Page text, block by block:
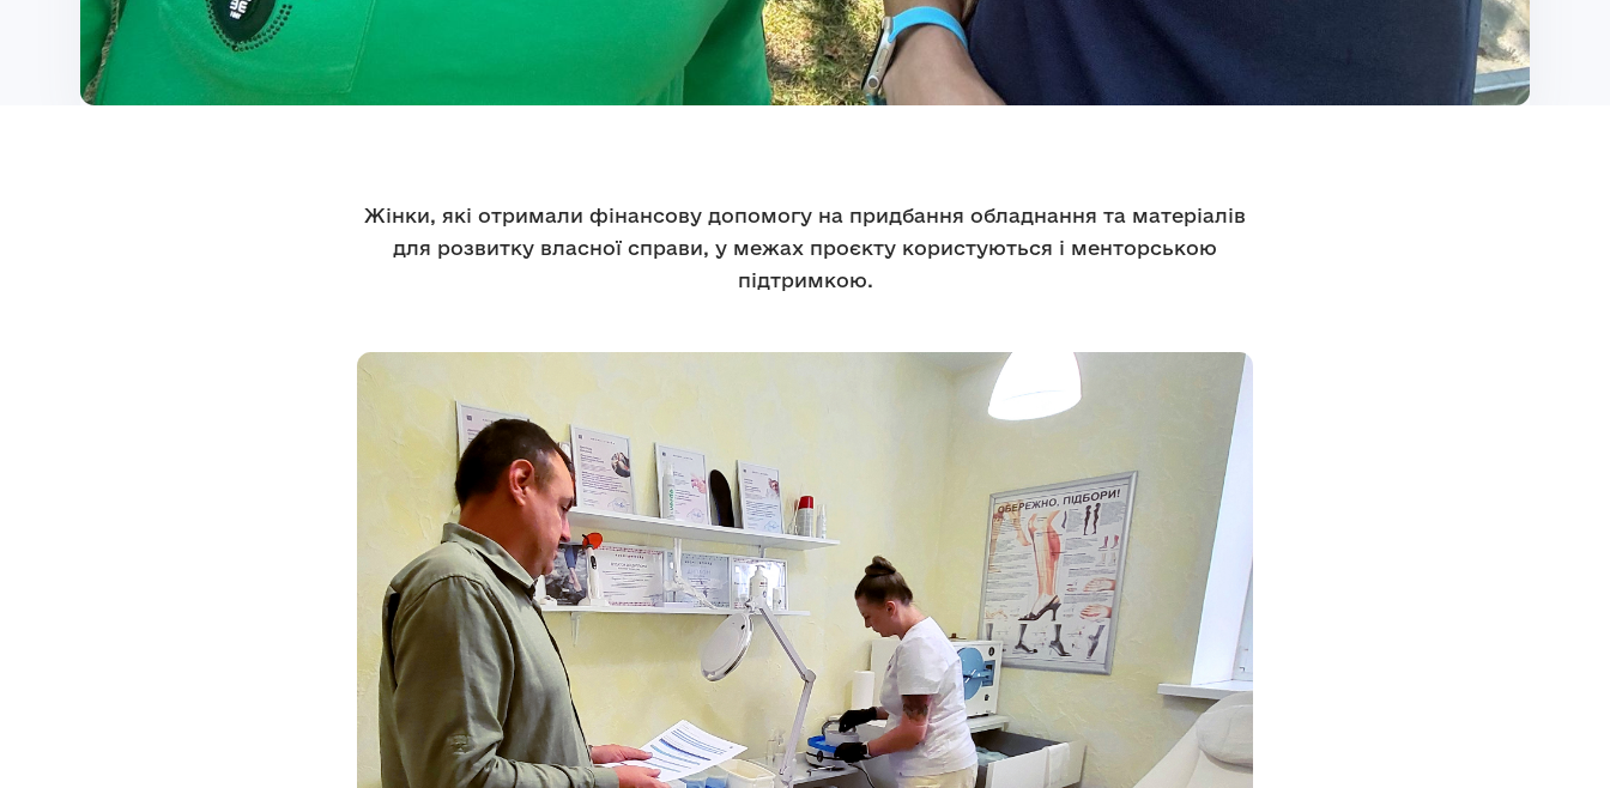
Жінки, які отримали фінансову допомогу на придбання обладнання та матеріалів
для розвитку власної справи, у межах проєкту користуються і менторською
підтримкою.